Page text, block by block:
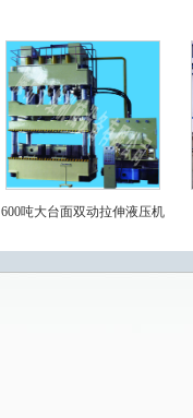
600吨大台面双动拉伸液压机